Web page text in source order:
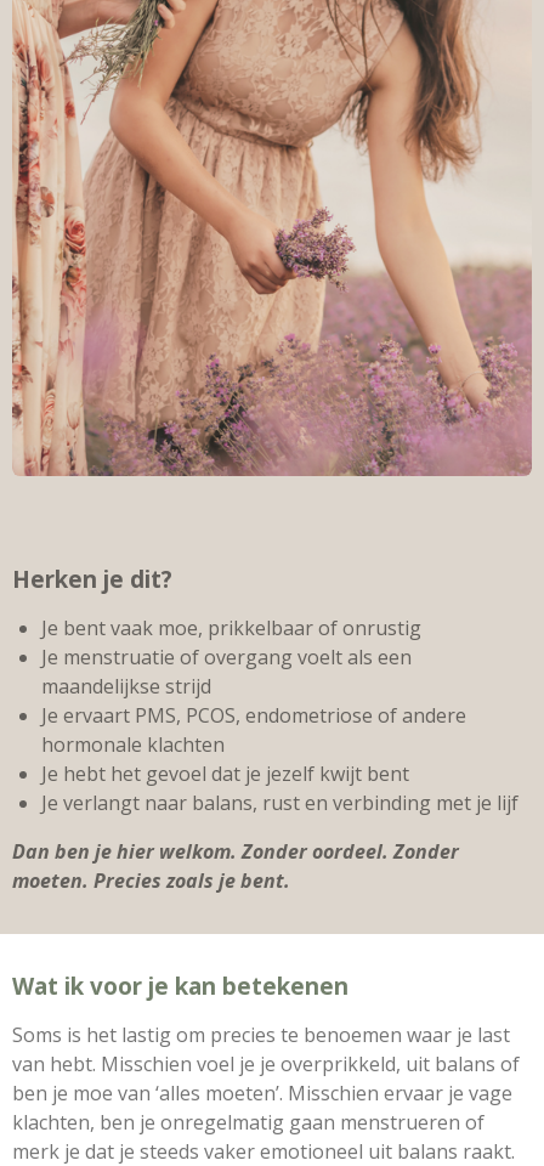
Herken je dit?
Je bent vaak moe, prikkelbaar of onrustig
Je menstruatie of overgang voelt als een
maandelijkse strijd
Je ervaart PMS, PCOS, endometriose of andere
hormonale klachten
Je hebt het gevoel dat je jezelf kwijt bent
Je verlangt naar balans, rust en verbinding met je lijf
Dan ben je hier welkom. Zonder oordeel. Zonder
moeten. Precies zoals je bent.
Wat ik voor je kan betekenen
Soms is het lastig om precies te benoemen waar je last
van hebt. Misschien voel je je overprikkeld, uit balans of
ben je moe van ‘alles moeten’. Misschien ervaar je vage
klachten, ben je onregelmatig gaan menstrueren of
merk je dat je steeds vaker emotioneel uit balans raakt.